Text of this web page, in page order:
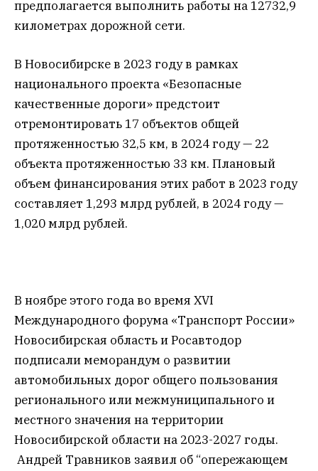
предполагается выполнить работы на 12732,9
километрах дорожной сети.
В Новосибирске в 2023 году в рамках
национального проекта «Безопасные
качественные дороги» предстоит
отремонтировать 17 объектов общей
протяженностью 32,5 км, в 2024 году — 22
объекта протяженностью 33 км. Плановый
объем финансирования этих работ в 2023 году
составляет 1,293 млрд рублей, в 2024 году —
1,020 млрд рублей.
В ноябре этого года во время XVI
Международного форума «Транспорт России»
Новосибирская область и Росавтодор
подписали меморандум о развитии
автомобильных дорог общего пользования
регионального или межмуниципального и
местного значения на территории
Новосибирской области на 2023-2027 годы.
Андрей Травников заявил об “опережающем